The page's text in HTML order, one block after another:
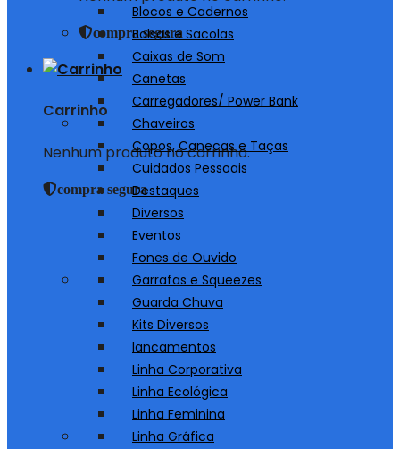
compra segura
Carrinho
Nenhum produto no carrinho.
compra segura
Blocos e Cadernos
Bolsas e Sacolas
Caixas de Som
Canetas
Carregadores/ Power Bank
Chaveiros
Copos, Canecas e Taças
Cuidados Pessoais
Destaques
Diversos
Eventos
Fones de Ouvido
Garrafas e Squeezes
Guarda Chuva
Kits Diversos
lancamentos
Linha Corporativa
Linha Ecológica
Linha Feminina
Linha Gráfica